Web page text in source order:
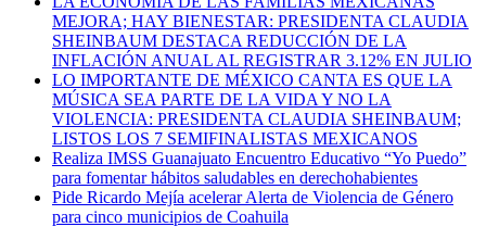
MEJORA; HAY BIENESTAR: PRESIDENTA CLAUDIA
SHEINBAUM DESTACA REDUCCIÓN DE LA
INFLACIÓN ANUAL AL REGISTRAR 3.12% EN JULIO
LO IMPORTANTE DE MÉXICO CANTA ES QUE LA
MÚSICA SEA PARTE DE LA VIDA Y NO LA
VIOLENCIA: PRESIDENTA CLAUDIA SHEINBAUM;
LISTOS LOS 7 SEMIFINALISTAS MEXICANOS
Realiza IMSS Guanajuato Encuentro Educativo “Yo Puedo”
para fomentar hábitos saludables en derechohabientes
Pide Ricardo Mejía acelerar Alerta de Violencia de Género
para cinco municipios de Coahuila